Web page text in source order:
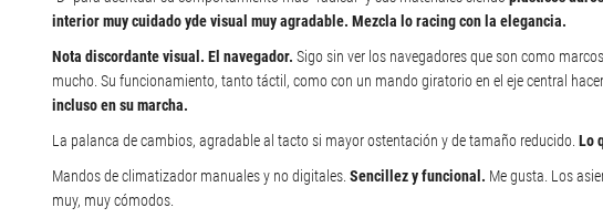
interior muy cuidado yde visual muy agradable. Mezcla lo racing con la elegancia.
Nota discordante visual. El navegador. Sigo sin ver los navegadores que son como
mucho. Su funcionamiento, tanto táctil, como con un mando giratorio en el eje central
incluso en su marcha.
La palanca de cambios, agradable al tacto si mayor ostentación y de tamaño reducido. Lo
Mandos de climatizador manuales y no digitales. Sencillez y funcional. Me gusta. Los
muy, muy cómodos.